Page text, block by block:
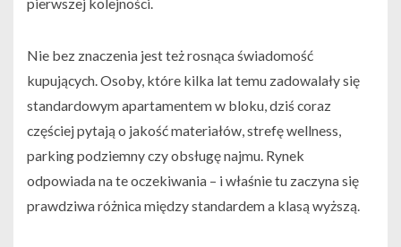
Nie bez znaczenia jest też rosnąca świadomość
kupujących. Osoby, które kilka lat temu zadowalały się
standardowym apartamentem w bloku, dziś coraz
częściej pytają o jakość materiałów, strefę wellness,
parking podziemny czy obsługę najmu. Rynek
odpowiada na te oczekiwania – i właśnie tu zaczyna się
prawdziwa różnica między standardem a klasą wyższą.